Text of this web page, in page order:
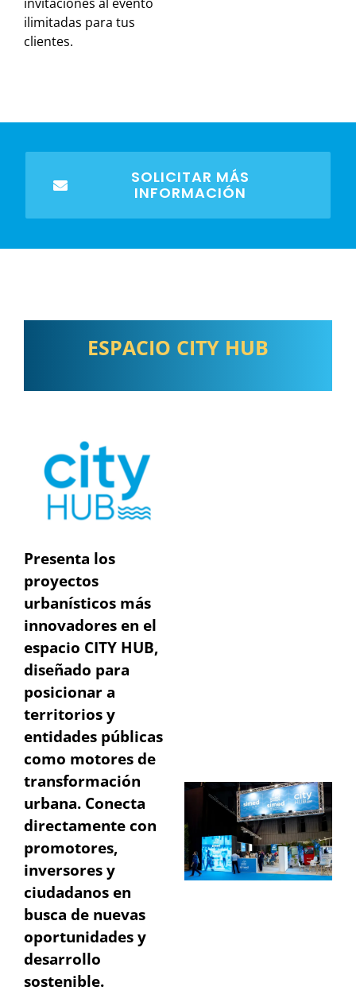
ilimitadas para tus
clientes.
SOLICITAR MÁS
INFORMACIÓN
ESPACIO CITY HUB
Presenta los
proyectos
urbanísticos más
innovadores en el
espacio CITY HUB,
diseñado para
posicionar a
territorios y
entidades públicas
como motores de
transformación
urbana. Conecta
directamente con
promotores,
inversores y
ciudadanos en
busca de nuevas
oportunidades y
desarrollo
sostenible.